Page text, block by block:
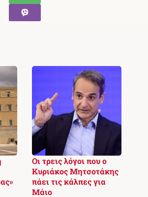
Οι τρεις λόγοι που ο
Κυριάκος Μητσοτάκης
πάει τις κάλπες για
Μάιο